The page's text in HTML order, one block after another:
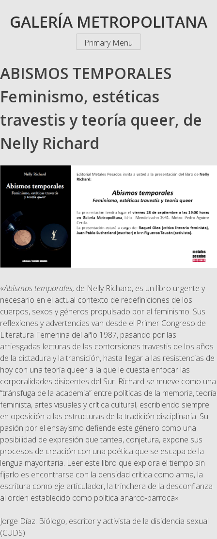
SkipGALERÍA METROPOLITANA
Primary Menu
ABISMOS TEMPORALES
Feminismo, estéticas
travestis y teoría queer, de
Nelly Richard
«Abismos temporales, de Nelly Richard, es un libro urgente y
necesario en el actual contexto de redefiniciones de los
cuerpos, sexos y géneros propulsado por el feminismo. Sus
reflexiones y advertencias van desde el Primer Congreso de
Literatura Femenina del año 1987, pasando por las
arriesgadas lecturas de las contorsiones travestis de los años
de la dictadura y la transición, hasta llegar a las resistencias de
hoy con una teoría queer a la que le cuesta enfocar las
corporalidades disidentes del Sur. Richard se mueve como una
“tránsfuga de la academia” entre políticas de la memoria, teoría
feminista, artes visuales y crítica cultural, escribiendo siempre
en oposición a las estructuras de la tradición disciplinaria. Su
pasión por el ensayismo defiende este género como una
posibilidad de expresión que tantea, conjetura, expone sus
procesos de creación con una poética que se escapa de la
lengua mayoritaria. Leer este libro que explora el tiempo sin
fijarlo es encontrarse con la densidad crítica como arma, la
escritura como eje articulador, la trinchera de la desconfianza
al orden establecido como política anarco-barroca»
Jorge Díaz: Biólogo, escritor y activista de la disidencia sexual
(CUDS)